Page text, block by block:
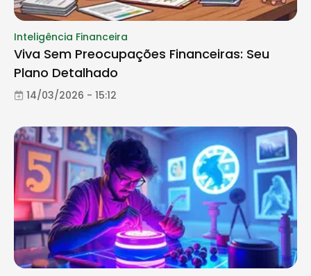
Inteligência Financeira
Viva Sem Preocupações Financeiras: Seu
Plano Detalhado
14/03/2026 - 15:12